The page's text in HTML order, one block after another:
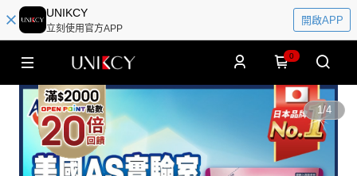
UNIKCY
立刻使用官方APP
開啟APP
0
1/4